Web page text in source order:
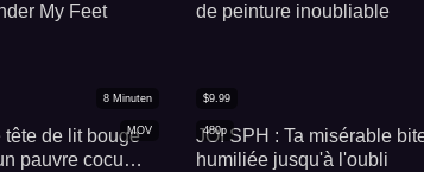
My Feet
de peinture inoubliable
MOV
8 Minuten
de lit bouge
pauvre cocu
480p
$9.99
JOI SPH : Ta misérable
humiliée jusqu'à l'oubli